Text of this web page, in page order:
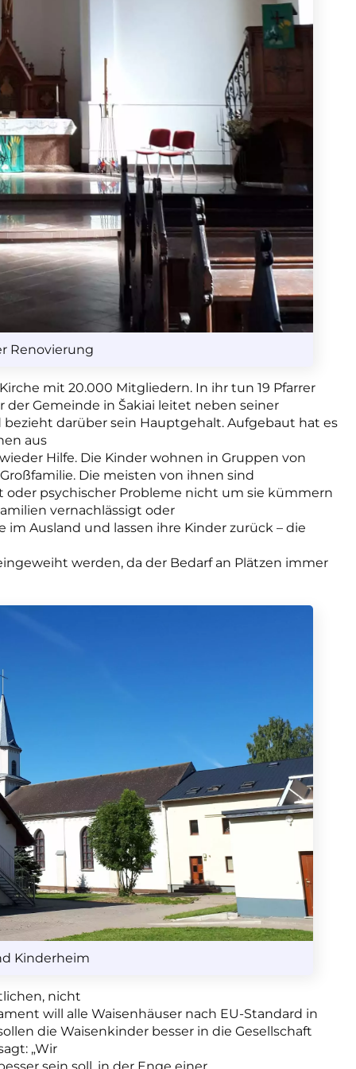
Renovierung
mit 20.000 Mitgliedern. In ihr tun 19 Pfarrer
Gemeinde in Šakiai leitet neben seiner
darüber sein Hauptgehalt. Aufgebaut hat es
aus
Hilfe. Die Kinder wohnen in Gruppen von
Die meisten von ihnen sind
oder psychischer Probleme nicht um sie kümmern
vernachlässigt oder
Ausland und lassen ihre Kinder zurück – die
werden, da der Bedarf an Plätzen immer
Kinderheim
nicht
will alle Waisenhäuser nach EU-Standard in
die Waisenkinder besser in die Gesellschaft
„Wir